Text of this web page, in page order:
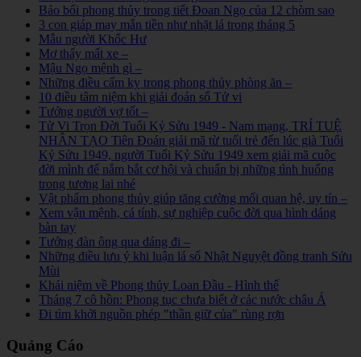
Bảo bối phong thủy trong tiết Đoan Ngọ của 12 chòm sao
3 con giáp may mắn tiền như nhặt lá trong tháng 5
Mẫu người Khốc Hư
Mơ thấy mất xe –
Mậu Ngọ mệnh gì –
Những điều cấm kỵ trong phong thủy phòng ăn –
10 điều tâm niệm khi giải đoán số Tử vi
Tướng người vợ tốt –
Tử Vi Trọn Đời Tuổi Kỷ Sửu 1949 - Nam mạng, TRÍ TUỆ
NHÂN TẠO Tiên Đoán giải mã từ tuổi trẻ đến lúc già Tuổi
Kỷ Sửu 1949, người Tuổi Kỷ Sửu 1949 xem giải mã cuộc
đời mình để nắm bắt cơ hội và chuẩn bị những tình huống
trong tương lai nhé
Vật phẩm phong thủy giúp tăng cường mối quan hệ, uy tín –
Xem vận mệnh, cá tính, sự nghiệp cuộc đời qua hình dáng
bàn tay
Tướng đàn ông qua dáng đi –
Những điều lưu ý khi luận lá số Nhật Nguyệt đồng tranh Sửu
Mùi
Khái niệm về Phong thủy Loan Đầu - Hình thế
Tháng 7 cô hồn: Phong tục chưa biết ở các nước châu Á
Đi tìm khởi nguồn phép "thần giữ của" rùng rợn
Quảng Cáo